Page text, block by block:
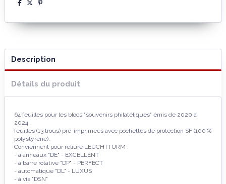
Description
Détails du produit
64 feuilles pour les blocs "souvenirs philatéliques" émis de 2020 à
2024.
feuilles (13 trous) pré-imprimées avec pochettes de protection SF (100 %
polystyrène).
Conviennent pour reliure LEUCHTTURM :
- à anneaux "DE" - EXCELLENT
- à barre rotative "DP" - PERFECT
- automatique "DL" - LUXUS
- à vis "DSN"